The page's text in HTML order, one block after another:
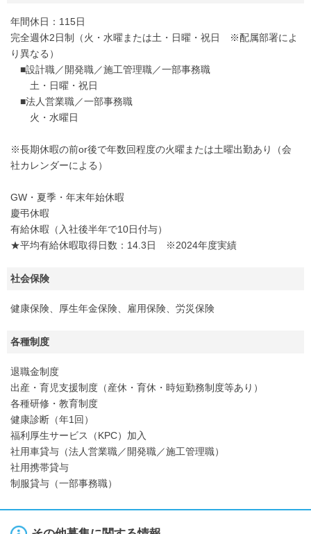
年間休日：115日
完全週休2日制（火・水曜または土・日曜・祝日 ※配属部署によ
り異なる）
■設計職／開発職／施工管理職／一部事務職
土・日曜・祝日
■法人営業職／一部事務職
火・水曜日
※長期休暇の前or後で年数回程度の火曜または土曜出勤あり（会
社カレンダーによる）
GW・夏季・年末年始休暇
慶弔休暇
有給休暇（入社後半年で10日付与）
★平均有給休暇取得日数：14.3日 ※2024年度実績
社会保険
健康保険、厚生年金保険、雇用保険、労災保険
各種制度
退職金制度
出産・育児支援制度（産休・育休・時短勤務制度等あり）
各種研修・教育制度
健康診断（年1回）
福利厚生サービス（KPC）加入
社用車貸与（法人営業職／開発職／施工管理職）
社用携帯貸与
制服貸与（一部事務職）